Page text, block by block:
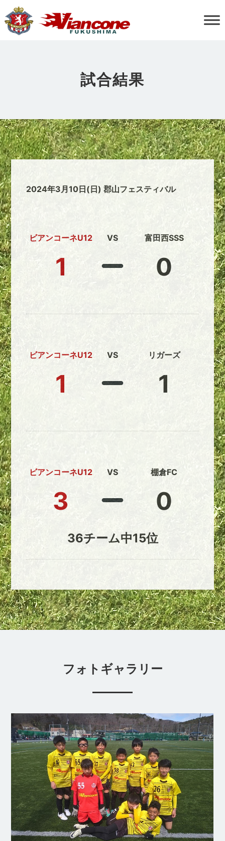
試合結果
2024年3月10日(日) 郡山フェスティバル
ビアンコーネU12
1
VS 富田西SSS
0
ビアンコーネU12
1
VS リガーズ
1
ビアンコーネU12
3
VS 棚倉FC
0
36チーム中15位
フォトギャラリー